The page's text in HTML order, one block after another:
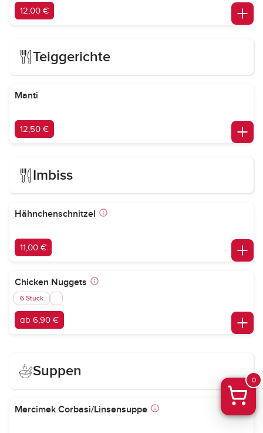
12,00 €
Teiggerichte
Manti
12,50 €
Imbiss
Hähnchenschnitzel
11,00 €
Chicken Nuggets
6 Stück
ab 6,90 €
Suppen
Mercimek Corbasi/Linsensuppe
0